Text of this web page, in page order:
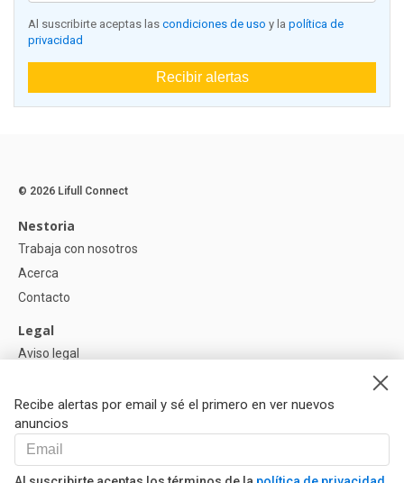
Al suscribirte aceptas las condiciones de uso y la política de
privacidad
Recibir alertas
Recibe alertas por email y sé el primero en ver nuevos
anuncios
© 2026 Lifull Connect
Nestoria
Trabaja con nosotros
Acerca
Contacto
Legal
Aviso legal
Política de Cookies
Ayuda
Preguntas